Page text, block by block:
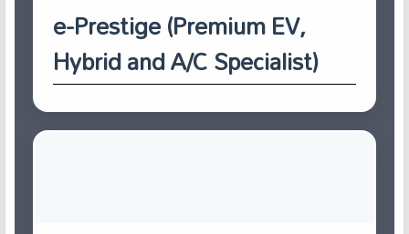
e-Prestige (Premium EV,
Hybrid and A/C Specialist)